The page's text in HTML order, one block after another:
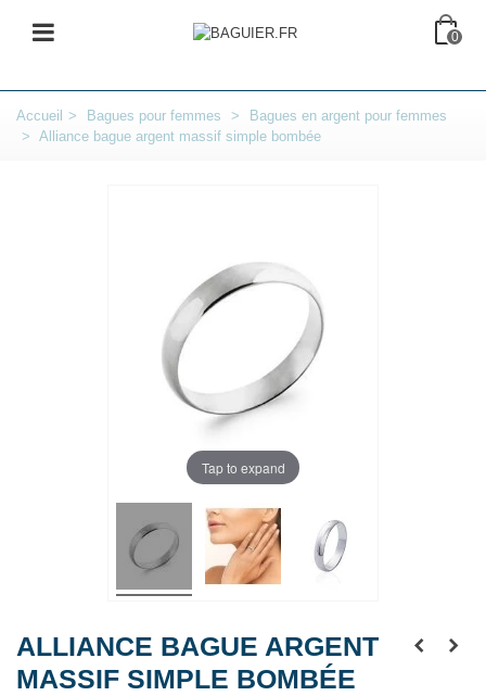
0
Accueil > Bagues pour femmes >
Bagues en argent pour femmes
> Alliance bague argent massif simple bombée
Tap to expand
ALLIANCE BAGUE ARGENT
MASSIF SIMPLE BOMBÉE